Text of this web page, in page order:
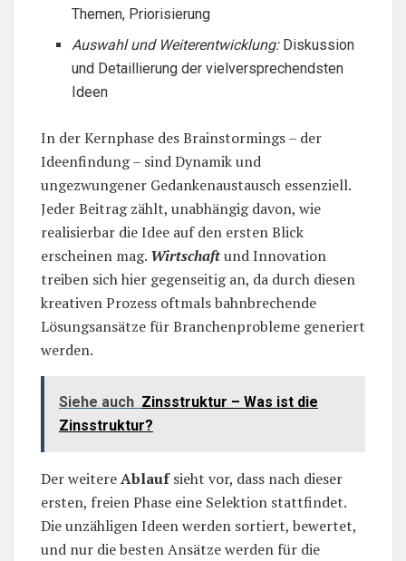
Themen, Priorisierung
Auswahl und Weiterentwicklung:Diskussion
und Detaillierung der vielversprechendsten
Ideen
In der Kernphase des Brainstormings – der
Ideenfindung – sind Dynamik und
ungezwungener Gedankenaustausch essenziell.
Jeder Beitrag zählt, unabhängig davon, wie
realisierbar die Idee auf den ersten Blick
erscheinen mag. Wirtschaftund Innovation
treiben sich hier gegenseitig an, da durch diesen
kreativen Prozess oftmals bahnbrechende
Lösungsansätze für Branchenprobleme generiert
werden.
Siehe auch Zinsstruktur – Was ist die
Zinsstruktur?
Der weitereAblaufsieht vor, dass nach dieser
ersten, freien Phase eine Selektion stattfindet.
Die unzähligen Ideen werden sortiert, bewertet,
und nur die besten Ansätze werden für die